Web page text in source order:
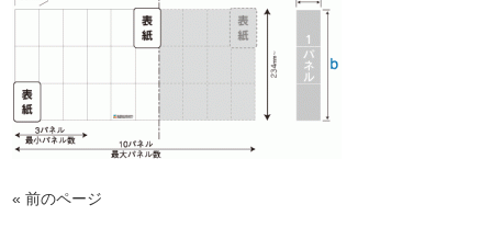
« 前のページ